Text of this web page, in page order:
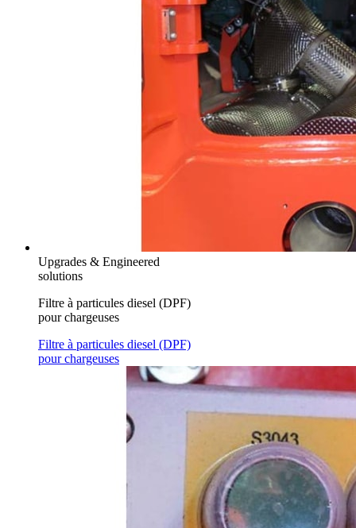
Upgrades & Engineered
solutions
Filtre à particules diesel (DPF)
pour chargeuses
Filtre à particules diesel (DPF)
pour chargeuses